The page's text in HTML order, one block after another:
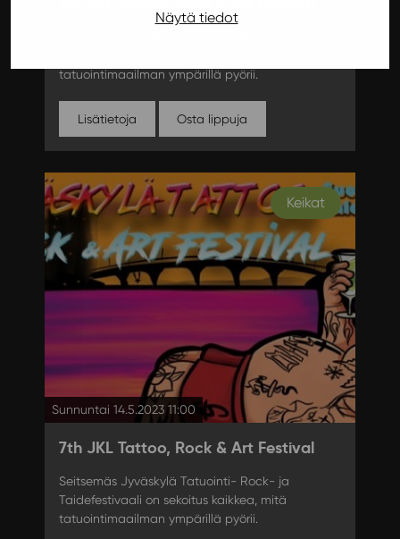
Näytä tiedot
tatuointimaailman ympärillä pyörii.
Lisätietoja Osta lippuja
Keikat
Sunnuntai 14.5.2023 11:00
7th JKL Tattoo, Rock & Art Festival
Seitsemäs Jyväskylä Tatuointi- Rock- ja
Taidefestivaali on sekoitus kaikkea, mitä
tatuointimaailman ympärillä pyörii.